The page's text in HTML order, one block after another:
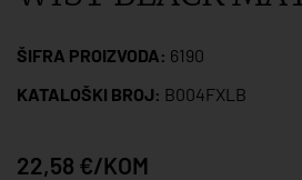
ŠIFRA PROIZVODA: 6190
KATALOŠKI BROJ: B004FXLB
22,58 €/KOM